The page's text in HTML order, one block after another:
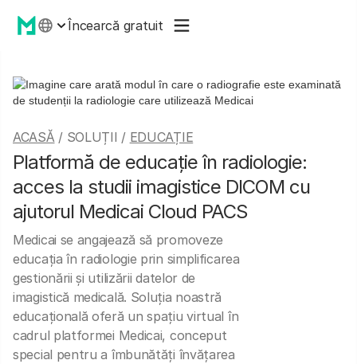
Încearcă gratuit
ACASĂ/ SOLUȚII / EDUCAȚIE
Platformă de educaţie în radiologie:
acces la studii imagistice DICOM cu
ajutorul Medicai Cloud PACS
Medicai se angajează să promoveze
educația în radiologie prin simplificarea
gestionării și utilizării datelor de
imagistică medicală. Soluția noastră
educațională oferă un spațiu virtual în
cadrul platformei Medicai, conceput
special pentru a îmbunătăți învățarea